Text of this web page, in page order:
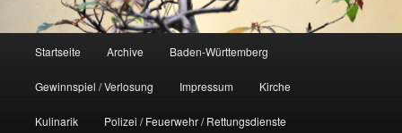
Startseite Archive Baden-Württemberg
Gewinnspiel / Verlosung Impressum Kirche
Kulinarik Polizei / Feuerwehr / Rettungsdienste